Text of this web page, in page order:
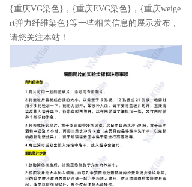
{重庆VG染色} ，{重庆EVG染色}，{重庆weige
rt弹力纤维染色}等一些相关信息的展示发布，
请您关注本站！